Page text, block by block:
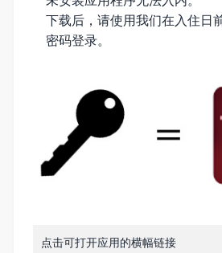
下载后，请使用我们在入住日
密码登录。
点击可打开应用的横幅链接